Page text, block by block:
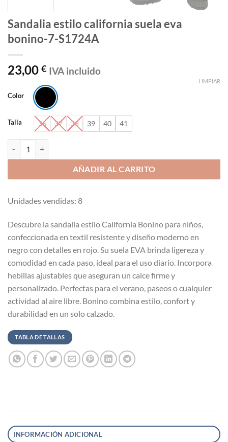
Sandalia estilo california suela eva
bonino-7-S1724A
23,00 € IVA incluido
Color
Talla 36 37 38 39 40 41
LIMPIAR
AÑADIR AL CARRITO
Unidades vendidas: 8
Descubre la sandalia estilo California Bonino para niños,
confeccionada en textil resistente y diseño moderno en
negro con detalles en rojo. Su suela EVA brinda ligereza y
comodidad en cada paso, ideal para el uso diario. Incorpora
hebillas ajustables que aseguran un calce firme y
personalizado. Perfectas para el verano, paseos o cualquier
actividad al aire libre. Bonino combina estilo, confort y
durabilidad en un solo calzado.
TABLA DE TALLAS
INFORMACIÓN ADICIONAL